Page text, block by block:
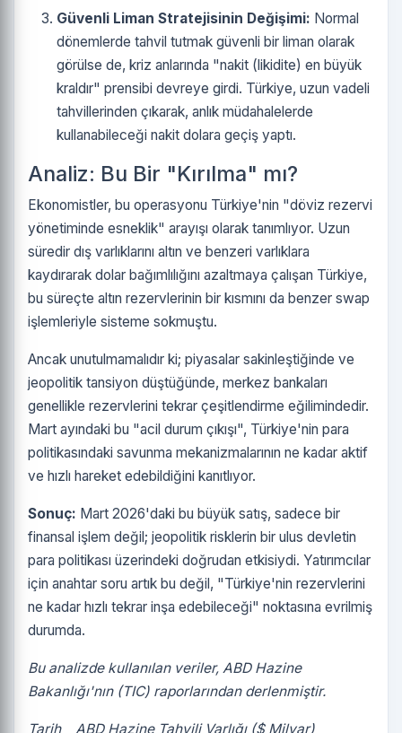
Güvenli Liman Stratejisinin Değişimi: Normal
dönemlerde tahvil tutmak güvenli bir liman olarak
görülse de, kriz anlarında "nakit (likidite) en büyük
kraldır" prensibi devreye girdi. Türkiye, uzun vadeli
tahvillerinden çıkarak, anlık müdahalelerde
kullanabileceği nakit dolara geçiş yaptı.
Analiz: Bu Bir "Kırılma" mı?
Ekonomistler, bu operasyonu Türkiye'nin "döviz rezervi
yönetiminde esneklik" arayışı olarak tanımlıyor. Uzun
süredir dış varlıklarını altın ve benzeri varlıklara
kaydırarak dolar bağımlılığını azaltmaya çalışan Türkiye,
bu süreçte altın rezervlerinin bir kısmını da benzer swap
işlemleriyle sisteme sokmuştu.
Ancak unutulmamalıdır ki; piyasalar sakinleştiğinde ve
jeopolitik tansiyon düştüğünde, merkez bankaları
genellikle rezervlerini tekrar çeşitlendirme eğilimindedir.
Mart ayındaki bu "acil durum çıkışı", Türkiye'nin para
politikasındaki savunma mekanizmalarının ne kadar aktif
ve hızlı hareket edebildiğini kanıtlıyor.
Sonuç: Mart 2026'daki bu büyük satış, sadece bir
finansal işlem değil; jeopolitik risklerin bir ulus devletin
para politikası üzerindeki doğrudan etkisiydi. Yatırımcılar
için anahtar soru artık bu değil, "Türkiye'nin rezervlerini
ne kadar hızlı tekrar inşa edebileceği" noktasına evrilmiş
durumda.
Bu analizde kullanılan veriler, ABD Hazine
Bakanlığı'nın (TIC) raporlarından derlenmiştir.
Tarih ABD Hazine Tahvili Varlığı ($ Milyar)